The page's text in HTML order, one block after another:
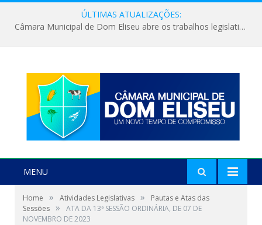
ÚLTIMAS ATUALIZAÇÕES:
Câmara Municipal de Dom Eliseu abre os trabalhos legislativos do segundo semestre
MENU
Home » Atividades Legislativas »
Pautas e Atas das
Sessões »
ATA DA 13ª SESSÃO ORDINÁRIA, DE 07 DE
NOVEMBRO DE 2023